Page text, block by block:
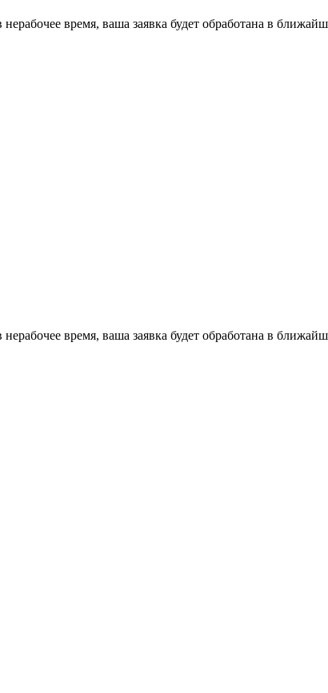
время, ваша заявка будет обработана в
время, ваша заявка будет обработана в